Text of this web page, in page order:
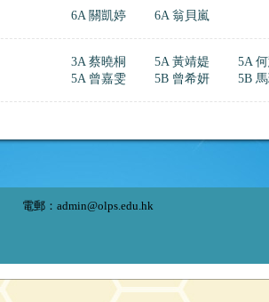
6A 關凱婷 6A 翁貝嵐
3A 蔡曉桐 5A 黃靖媞
5A
5A 曾嘉雯
5B 曾希妍 5B
電郵： admin@olps.edu.hk